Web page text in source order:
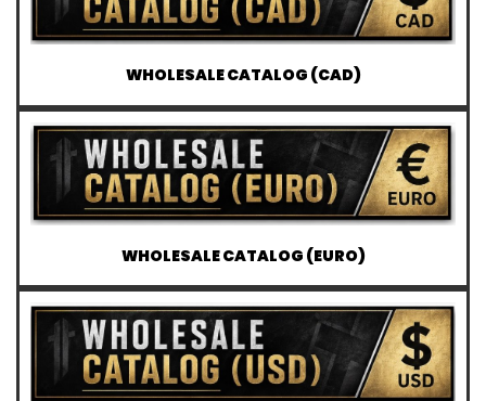
WHOLESALE CATALOG (CAD)
WHOLESALE CATALOG (EURO)